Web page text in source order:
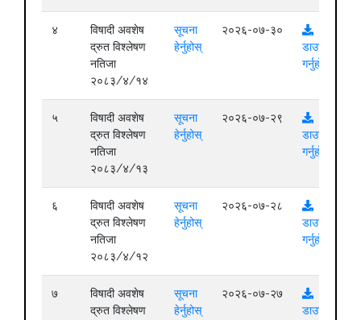
४
विषादी अवशेष
द्रुत विश्लेषण
नतिजा
२०८३/४/१४
सूचना
हेर्नुहोस्
२०२६-०७-३०
डाउनलोड
गर्नुहोस्
५
विषादी अवशेष
द्रुत विश्लेषण
नतिजा
२०८३/४/१३
सूचना
हेर्नुहोस्
२०२६-०७-२९
डाउनलोड
गर्नुहोस्
६
विषादी अवशेष
द्रुत विश्लेषण
नतिजा
२०८३/४/१२
सूचना
हेर्नुहोस्
२०२६-०७-२८
डाउनलोड
गर्नुहोस्
७
विषादी अवशेष
द्रुत विश्लेषण
सूचना
हेर्नुहोस्
२०२६-०७-२७
डाउनलोड